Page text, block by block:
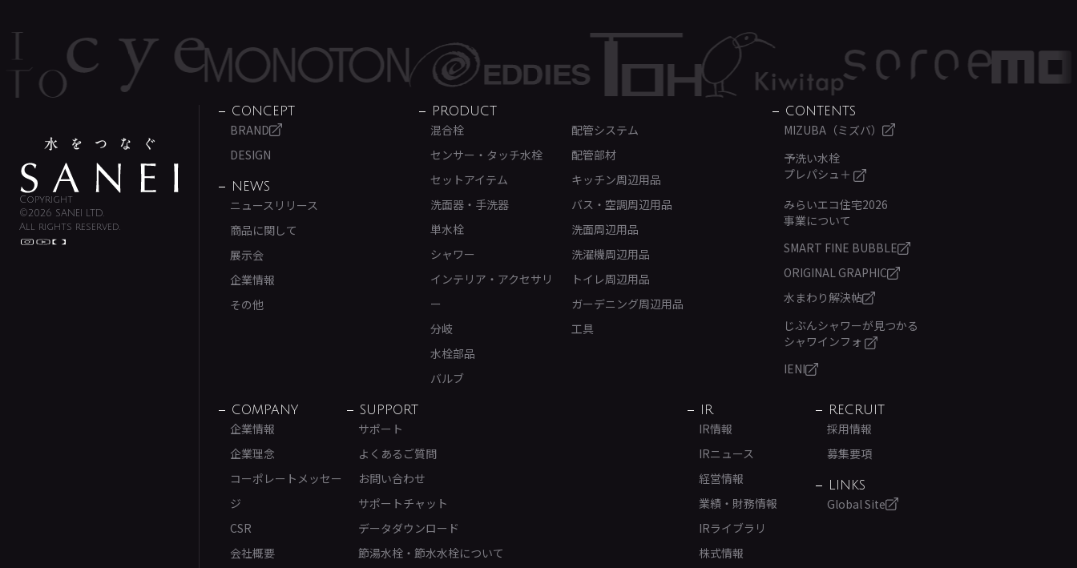
Copyright
©2026 SANEI LTD.
All rights reserved.
CONCEPT
BRAND
DESIGN
NEWS
ニュースリリース
商品に関して
展示会
企業情報
その他
PRODUCT
混合栓
センサー・タッチ水栓
セットアイテム
洗面器・手洗器
単水栓
シャワー
インテリア・アクセサリ
ー
分岐
水栓部品
バルブ
配管システム
配管部材
キッチン周辺用品
バス・空調周辺用品
洗面周辺用品
洗濯機周辺用品
トイレ周辺用品
ガーデニング周辺用品
工具
CONTENTS
MIZUBA（ミズバ）
予洗い水栓
プレパシュ＋
みらいエコ住宅2026
事業について
SMART FINE BUBBLE
ORIGINAL GRAPHIC
水まわり解決帖
じぶんシャワーが見つかる
シャワインフォ
IENI
COMPANY
企業情報
企業理念
コーポレートメッセー
ジ
CSR
会社概要
SUPPORT
サポート
よくあるご質問
お問い合わせ
サポートチャット
データダウンロード
節湯水栓・節水水栓について
IR
IR情報
IRニュース
経営情報
業績・財務情報
IRライブラリ
株式情報
RECRUIT
採用情報
募集要項
LINKS
Global Site